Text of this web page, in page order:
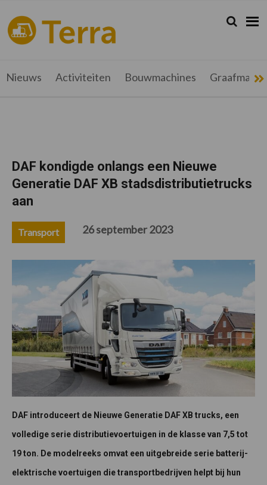
de
hoofdnavigatie
de
hoofd
inhoud
de
eerste
sidebar
de
voettekst
terramag.be
Alles
over
en
Zoeken...
Zoek
Nieuws Activiteiten Bouwmachines
DAF kondigde onlangs een Nieuwe
Generatie DAF XB stadsdistributietrucks
aan
Transport 26 september 2023
DAF introduceert de Nieuwe Generatie DAF XB trucks, een
volledige serie distributievoertuigen in de klasse van 7,5 tot
19 ton. De modelreeks omvat een uitgebreide serie batterij-
elektrische voertuigen die transportbedrijven helpt bij hun